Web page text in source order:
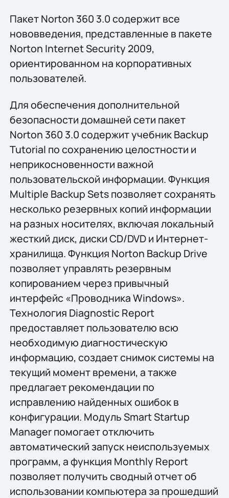
Пакет Norton 360 3.0 содержит все
нововведения, представленные в пакете
Norton Internet Security 2009,
ориентированном на корпоративных
пользователей.
Для обеспечения дополнительной
безопасности домашней сети пакет
Norton 360 3.0 содержит учебник Backup
Tutorial по сохранению целостности и
неприкосновенности важной
пользовательской информации. Функция
Multiple Backup Sets позволяет сохранять
несколько резервных копий информации
на разных носителях, включая локальный
жесткий диск, диски CD/DVD и Интернет-
хранилища. Функция Norton Backup Drive
позволяет управлять резервным
копированием через привычный
интерфейс «Проводника Windows».
Технология Diagnostic Report
предоставляет пользователю всю
необходимую диагностическую
информацию, создает снимок системы на
текущий момент времени, а также
предлагает рекомендации по
исправлению найденных ошибок в
конфигурации. Модуль Smart Startup
Manager помогает отключить
автоматический запуск неиспользуемых
программ, а функция Monthly Report
позволяет получить сводный отчет об
использовании компьютера за прошедший